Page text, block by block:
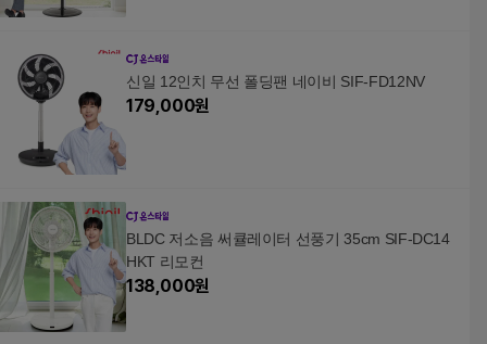
신일 12인치 무선 폴딩팬 네이비 SIF-FD12NV
179,000원
BLDC 저소음 써큘레이터 선풍기 35cm SIF-DC14
HKT 리모컨
138,000원